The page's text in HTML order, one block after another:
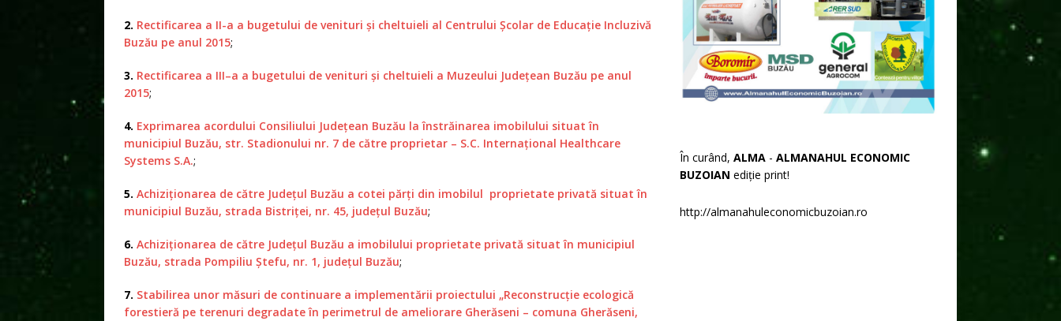
2. Rectificarea a II-a a bugetului de venituri și cheltuieli al Centrului Școlar de Educație Incluzivă
Buzău pe anul 2015;
3. Rectificarea a III–a a bugetului de venituri şi cheltuieli a Muzeului Judeţean Buzău pe anul
2015;
4. Exprimarea acordului Consiliului Judeţean Buzău la înstrăinarea imobilului situat în
municipiul Buzău, str. Stadionului nr. 7 de către proprietar – S.C. Internaţional Healthcare
Systems S.A.;
5. Achiziţionarea de către Judeţul Buzău a cotei părţi din imobilul proprietate privată situat în
municipiul Buzău, strada Bistriţei, nr. 45, judeţul Buzău;
6. Achiziţionarea de către Judeţul Buzău a imobilului proprietate privată situat în municipiul
Buzău, strada Pompiliu Ştefu, nr. 1, judeţul Buzău;
7. Stabilirea unor măsuri de continuare a implementării proiectului „Reconstrucţie ecologică
forestieră pe terenuri degradate în perimetrul de ameliorare Gherăseni – comuna Gherăseni,
În curând, ALMA - ALMANAHUL ECONOMIC
BUZOIAN ediție print!
http://almanahuleconomicbuzoian.ro